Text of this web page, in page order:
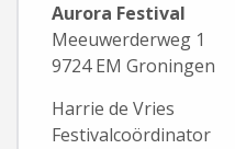
Aurora Festival
Meeuwerderweg 1
9724 EM Groningen
Harrie de Vries
Festivalcoördinator